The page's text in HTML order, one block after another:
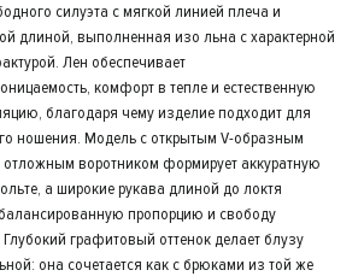
силуэта с мягкой линией плеча и
длиной, выполненная изо льна с характерной
Лен обеспечивает
комфорт в тепле и естественную
благодаря чему изделие подходит для
ношения. Модель с открытым V-образным
воротником формирует аккуратную
а широкие рукава длиной до локтя
пропорцию и свободу
графитовый оттенок делает блузу
она сочетается как с брюками из той же